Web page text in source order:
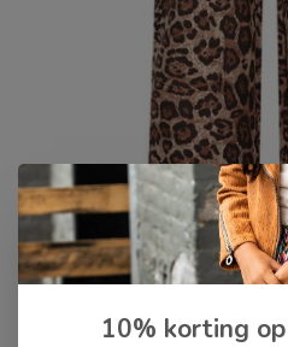
Like Flo -50%
10% korting